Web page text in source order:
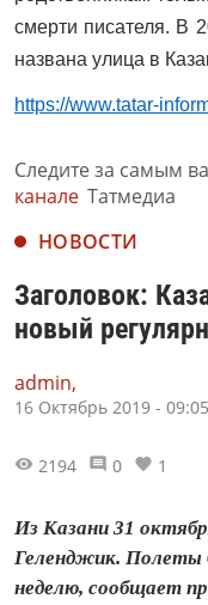
смерти писателя. В
названа улица в
https://www.tatar-
Следите за самым
канале Татмедиа
НОВОСТИ
Заголовок:
новый
admin,
16 Октябрь 2019 - 09:05
2194 0 1
Из Казани 31
Геленджик. Полеты
неделю, сообщает